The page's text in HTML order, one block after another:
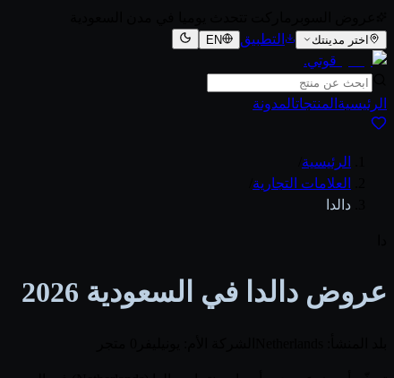
اختر مدينتك التطبيق EN
قوتي.
الرئيسية المنتجاتالمدونة
الرئيسية
العلامات التجارية
دالدا
عروض دالدا في السعودية 2026